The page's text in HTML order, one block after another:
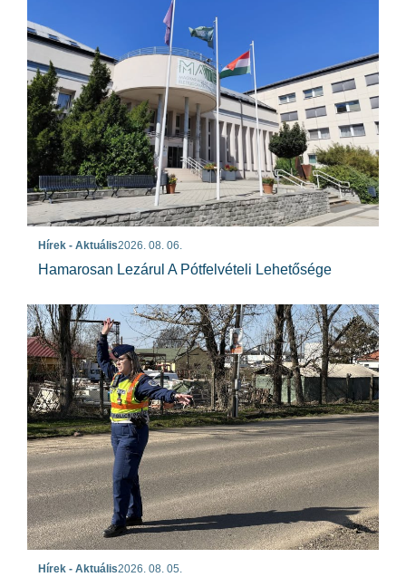
Hírek - Aktuális2026. 08. 06.
Hamarosan Lezárul A Pótfelvételi Lehetősége
Hírek - Aktuális2026. 08. 05.